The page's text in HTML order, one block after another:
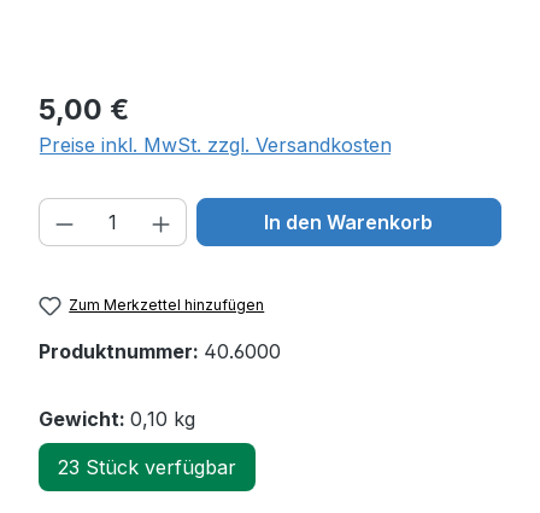
Regulärer Preis:
5,00 €
Preise inkl. MwSt. zzgl. Versandkosten
Produkt Anzahl: Gib den
In den Warenkorb
Zum Merkzettel hinzufügen
Produktnummer: 40.6000
Gewicht: 0,10 kg
23 Stück verfügbar